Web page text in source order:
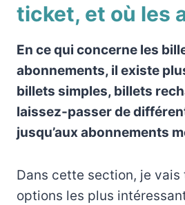
ticket, et où les
En ce qui concerne les
abonnements, il existe
billets simples, billets
laissez-passer de
jusqu’aux abonnements
Dans cette section, je vais
options les plus